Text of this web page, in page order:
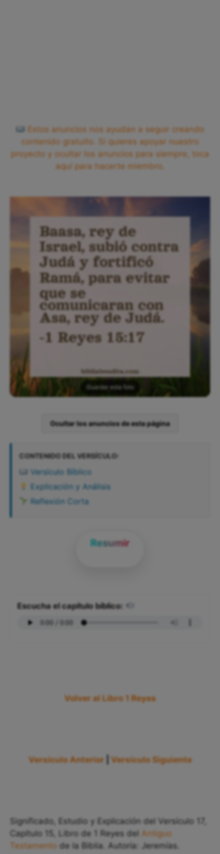
Estos anuncios nos ayudan a seguir creando
contenido gratuito. Si quieres apoyar nuestro
proyecto y ocultar los anuncios para siempre, toca
aquí para hacerte miembro.
Guardar esta foto
Ocultar los anuncios de esta página
CONTENIDO DEL VERSÍCULO:
Versículo Bíblico
Explicación y Análisis
Reflexión Corta
Resumir
Escucha el capítulo bíblico:
Volver al Libro 1 Reyes
Versículo Anterior Versículo Siguiente
Significado, Estudio y Explicación del Versículo 17,
Capítulo 15, Libro de 1 Reyes del Antiguo
Testamento de la Biblia. Autoría: Jeremías.